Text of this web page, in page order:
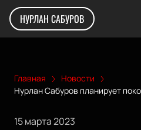
НУРЛАН САБУРОВ
Главная
Новости
Нурлан Сабуров планирует
15 марта 2023